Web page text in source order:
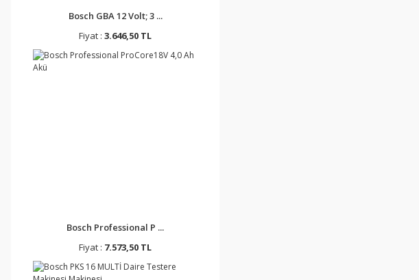
Bosch GBA 12 Volt; 3 ...
Fiyat : 3.646,50 TL
Bosch Professional P ...
Fiyat : 7.573,50 TL